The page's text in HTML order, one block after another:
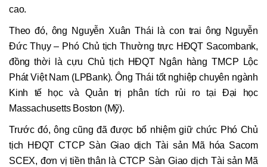
cao.
Theo đó, ông Nguyễn Xuân Thái là con trai ông Nguyễn
Đức Thụy – Phó Chủ tịch Thường trực HĐQT Sacombank,
đồng thời là cựu Chủ tịch HĐQT Ngân hàng TMCP Lộc
Phát Việt Nam (LPBank). Ông Thái tốt nghiệp chuyên ngành
Kinh tế học và Quản trị phân tích rủi ro tại Đại học
Massachusetts Boston (Mỹ).
Trước đó, ông cũng đã được bổ nhiệm giữ chức Phó Chủ
tịch HĐQT CTCP Sàn Giao dịch Tài sản Mã hóa Sacom
SCEX, đơn vị tiền thân là CTCP Sàn Giao dịch Tài sản Mã